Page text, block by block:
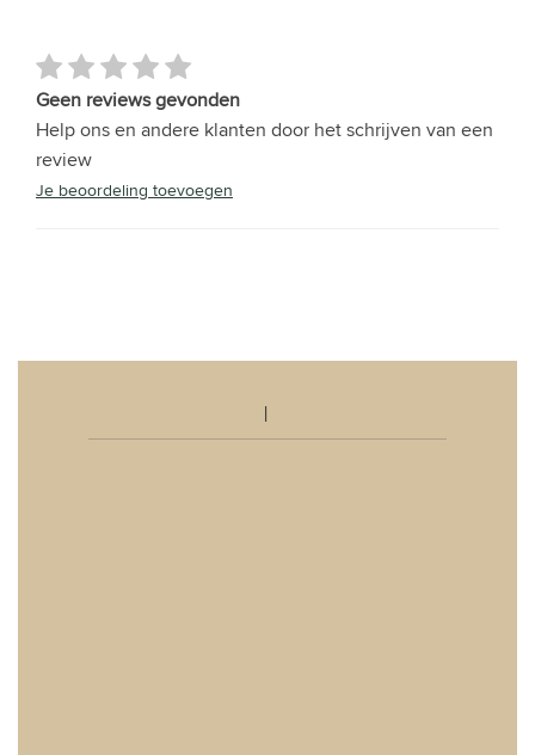
Geen reviews gevonden
Help ons en andere klanten door het schrijven van een
review
Je beoordeling toevoegen